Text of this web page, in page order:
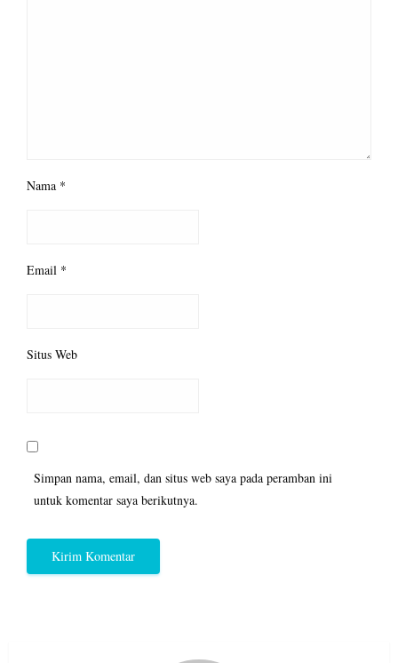
Nama *
Email *
Situs Web
Simpan nama, email, dan situs web saya pada peramban ini
untuk komentar saya berikutnya.